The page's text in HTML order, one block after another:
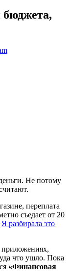
Не потому
переплата
съедает от 20
Я разбирала это
приложениях,
что ушло. Пока
«Финансовая